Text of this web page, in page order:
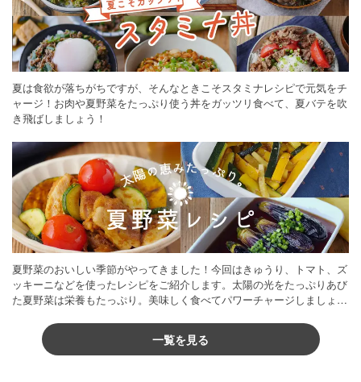
夏は食欲が落ちがちですが、そんなときこそスタミナレシピで元気をチ
ャージ！お肉や夏野菜をたっぷり使う丼をガッツリ食べて、夏バテを吹
き飛ばしましょう！
夏野菜のおいしい季節がやってきました！今回はきゅうり、トマト、ズ
ッキーニなどを使ったレシピをご紹介します。太陽の光をたっぷりあび
た夏野菜は栄養もたっぷり。美味しく食べてパワーチャージしましょう
一覧を見る